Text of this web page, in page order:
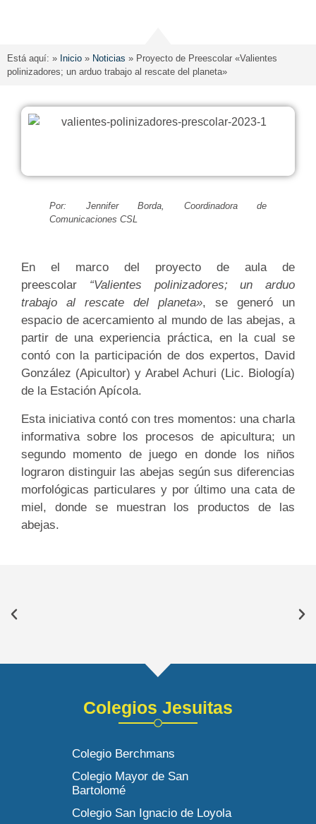
Está aquí: » Inicio » Noticias » Proyecto de Preescolar «Valientes
polinizadores; un arduo trabajo al rescate del planeta»
Por: Jennifer Borda, Coordinadora de
Comunicaciones CSL
En el marco del proyecto de aula de
preescolar “Valientes polinizadores; un arduo
trabajo al rescate del planeta», se generó un
espacio de acercamiento al mundo de las abejas, a
partir de una experiencia práctica, en la cual se
contó con la participación de dos expertos, David
González (Apicultor) y Arabel Achuri (Lic. Biología)
de la Estación Apícola.
Esta iniciativa contó con tres momentos: una charla
informativa sobre los procesos de apicultura; un
segundo momento de juego en donde los niños
lograron distinguir las abejas según sus diferencias
morfológicas particulares y por último una cata de
miel, donde se muestran los productos de las
abejas.
Colegios Jesuitas
Colegio Berchmans
Colegio Mayor de San
Bartolomé
Colegio San Ignacio de Loyola